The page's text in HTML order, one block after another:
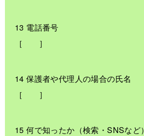
13 電話番号
［ ］
14 保護者や代理人の場合の氏名
［ ］
15 何で知ったか（検索・SNSなど）